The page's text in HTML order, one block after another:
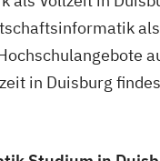
in Duisburg